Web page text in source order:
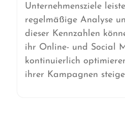
Unternehmensziele
regelmäßige Analyse
dieser Kennzahlen
ihr Online- und Social
kontinuierlich
ihrer Kampagnen